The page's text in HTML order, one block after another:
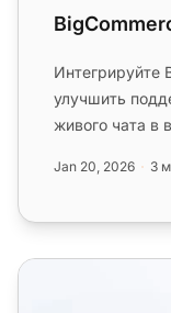
Интегрируйте
улучшить
живого чата в
Jan 20, 2026 3
Функции